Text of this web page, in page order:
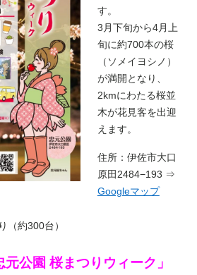
す。
3月 下旬から4月 上
旬に約700本の桜
（ソメイヨシノ）
が満開となり、
2kmにわたる桜並
木が花見客を出迎
えます。
住所： 伊佐市大口
原田2484−193 ⇒
Googleマップ
約300台）
公園 桜まつりウィーク」